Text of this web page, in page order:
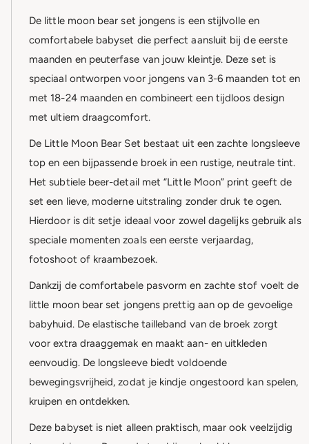
De little moon bear set jongens is een stijlvolle en
comfortabele babyset die perfect aansluit bij de eerste
maanden en peuterfase van jouw kleintje. Deze set is
speciaal ontworpen voor jongens van 3-6 maanden tot en
met 18-24 maanden en combineert een tijdloos design
met ultiem draagcomfort.
De Little Moon Bear Set bestaat uit een zachte longsleeve
top en een bijpassende broek in een rustige, neutrale tint.
Het subtiele beer-detail met “Little Moon” print geeft de
set een lieve, moderne uitstraling zonder druk te ogen.
Hierdoor is dit setje ideaal voor zowel dagelijks gebruik als
speciale momenten zoals een eerste verjaardag,
fotoshoot of kraambezoek.
Dankzij de comfortabele pasvorm en zachte stof voelt de
little moon bear set jongens prettig aan op de gevoelige
babyhuid. De elastische tailleband van de broek zorgt
voor extra draaggemak en maakt aan- en uitkleden
eenvoudig. De longsleeve biedt voldoende
bewegingsvrijheid, zodat je kindje ongestoord kan spelen,
kruipen en ontdekken.
Deze babyset is niet alleen praktisch, maar ook veelzijdig